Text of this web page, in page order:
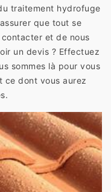
traitement hydrofuge
que tout se
contacter et de nous
un devis ? Effectuez
sommes là pour vous
ce dont vous aurez